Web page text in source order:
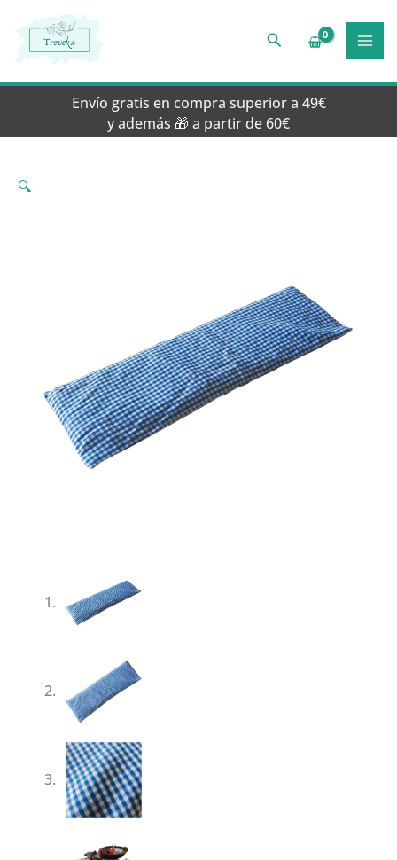
contenido
Buscar
Envío gratis en compra superior a 49€
y además 🎁 a partir de 60€
🔍